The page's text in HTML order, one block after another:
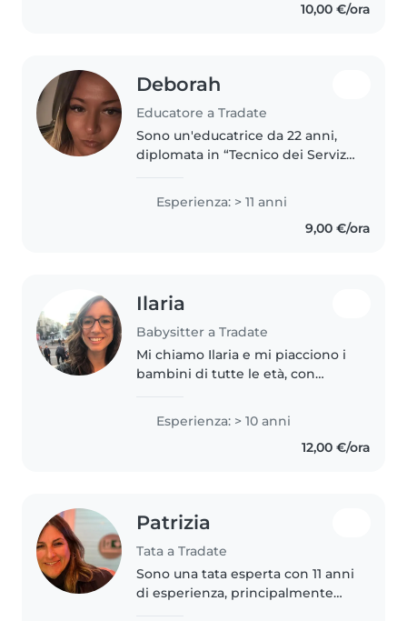
10,00 €/ora
Deborah
Educatore a Tradate
Sono un'educatrice da 22 anni,
diplomata in “Tecnico dei Servizi
all'albo degli educatori
professionali. Ora sono
educatrice di sostegno presso
Esperienza: > 11 anni
9,00 €/ora
Ilaria
Babysitter a Tradate
Mi chiamo Ilaria e mi piacciono i
bambini di tutte le età, con
che necessitano di un approccio
paziente e creativo. Con dieci
Esperienza: > 10 anni
12,00 €/ora
Patrizia
Tata a Tradate
Sono una tata esperta con 11 anni
di esperienza, principalmente